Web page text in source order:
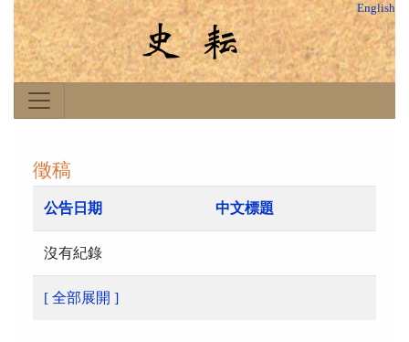
English
徵稿
公告日期 中文標題
沒有紀錄
[ 全部展開 ]